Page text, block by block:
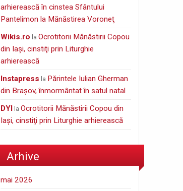
arhierească în cinstea Sfântului
Pantelimon la Mănăstirea Voroneţ
wikis.ro laOcrotitorii Mănăstirii Copou
din Iaşi, cinstiţi prin Liturghie
arhierească
Instapress la Părintele Iulian Gherman
din Braşov, înmormântat în satul natal
DYI laOcrotitorii Mănăstirii Copou din
Iaşi, cinstiţi prin Liturghie arhierească
Arhive
mai 2026